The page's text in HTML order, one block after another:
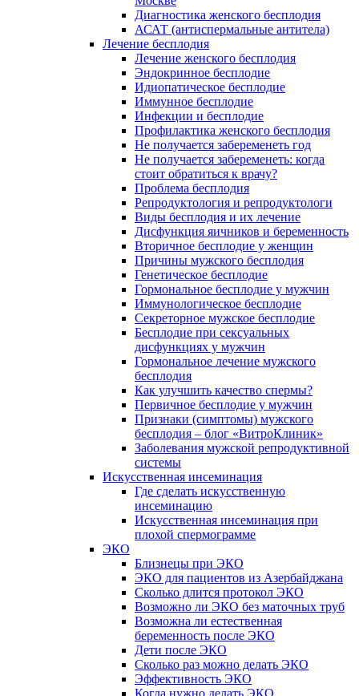
Диагностика женского бесплодия
АСАТ (антиспермальные антитела)
Лечение бесплодия
Лечение женского бесплодия
Эндокринное бесплодие
Идиопатическое бесплодие
Иммунное бесплодие
Инфекции и бесплодие
Профилактика женского бесплодия
Не получается забеременеть год
Не получается забеременеть: когда
стоит обратиться к врачу?
Проблема бесплодия
Репродуктология и репродуктологи
Виды бесплодия и их лечение
Дисфункция яичников и беременность
Вторичное бесплодие у женщин
Причины мужского бесплодия
Генетическое бесплодие
Гормональное бесплодие у мужчин
Иммунологическое бесплодие
Секреторное мужское бесплодие
Бесплодие при сексуальных
дисфункциях у мужчин
Гормональное лечение мужского
бесплодия
Как улучшить качество спермы?
Первичное бесплодие у мужчин
Признаки (симптомы) мужского
бесплодия – блог «ВитроКлиник»
Заболевания мужской репродуктивной
системы
Искусственная инсеминация
Где сделать искусственную
инсеминацию
Искусственная инсеминация при
плохой спермограмме
ЭКО
Близнецы при ЭКО
ЭКО для пациентов из Азербайджана
Сколько длится протокол ЭКО
Возможно ли ЭКО без маточных труб
Возможна ли естественная
беременность после ЭКО
Дети после ЭКО
Сколько раз можно делать ЭКО
Эффективность ЭКО
Когда нужно делать ЭКО